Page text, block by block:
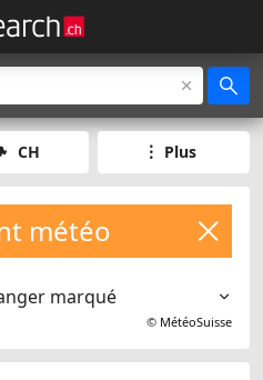
CH Plus
météo
marqué
© MétéoSuisse